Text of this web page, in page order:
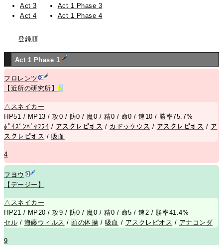
Act 3
Act 4
Act 1 Phase 3
Act 1 Phase 4
登録順
Act 1 Phase 1
フロレンツ
【近所の研究所】
R
△ スネイカー
HP51 / MP13 / 攻0 / 防0 / 魔0 / 精0 / 命0 / 速10 / 勝率75.7%
ﾎﾟｲｽﾞﾝﾊﾞﾀﾌﾗｲ / アスクレピオス / カドゥケウス / アスクレピオス / ア
スクレピオス / 吸血
4
フヨウ
【デージー】
△ スネイカー
HP21 / MP20 / 攻9 / 防0 / 魔0 / 精0 / 命5 / 速2 / 勝率41.4%
セル / 海藤ウィルス /頭の体操 / 吸血 / アスクレピオス / アナコンダ
9